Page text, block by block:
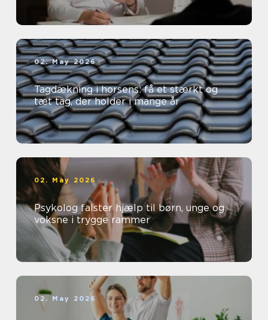
02. May 2026
Tagdækning i horsens: få et stærkt og
tæt tag, der holder i mange år
02. May 2026
Psykolog falster hjælp til børn, unge og
voksne i trygge rammer
02. May 2026